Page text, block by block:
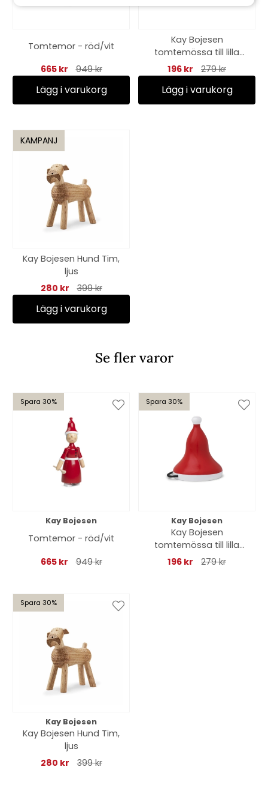
Tomtemor - röd/vit
665 kr
949 kr
Lägg i varukorg
Kay Bojesen
tomtemössa till lilla
apan
196 kr 279 kr
Lägg i varukorg
KAMPANJ
Kay Bojesen Hund Tim,
ljus
280 kr
399 kr
Lägg i varukorg
Se fler varor
Spara 30%
Kay Bojesen
Tomtemor - röd/vit
665 kr
949 kr
Spara 30%
Kay Bojesen
Kay Bojesen
tomtemössa till lilla
apan
196 kr 279 kr
Spara 30%
Kay Bojesen
Kay Bojesen Hund Tim,
ljus
280 kr
399 kr